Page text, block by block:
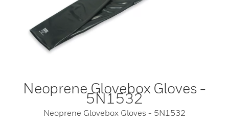
Neoprene Glovebox Gloves -
5N1532
Neoprene Glovebox Gloves - 5N1532